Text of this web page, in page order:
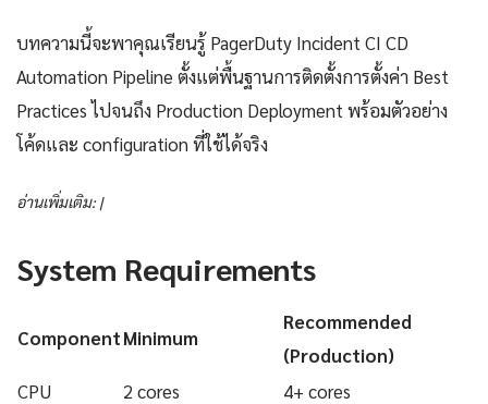
บทความนี้จะพาคุณเรียนรู้ PagerDuty Incident CI CD
Automation Pipeline ตั้งแต่พื้นฐานการติดตั้งการตั้งค่า Best
Practices ไปจนถึง Production Deployment พร้อมตัวอย่าง
โค้ดและ configuration ที่ใช้ได้จริง
อ่านเพิ่มเติม: |
System Requirements
ComponentMinimum
Recommended
(Production)
CPU
2 cores 4+ cores